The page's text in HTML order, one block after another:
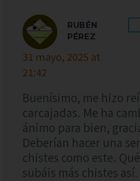
RUBÉN
PÉREZ
31 mayo, 2025 at
21:42
Buenísimo, me hizo
carcajadas. Me ha
ánimo para bien,
Deberían hacer una
chistes como este.
subáis más chistes así.